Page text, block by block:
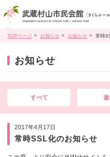
TOPページ お知らせ お知らせ 常時
お知らせ
すべて 速
2017年4月17日
常時SSL化のお知らせ